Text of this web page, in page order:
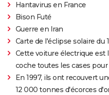
Hantavirus en France
Bison Futé
Guerre en Iran
Carte de l'éclipse solaire du
Cette voiture électrique est
coche toutes les cases
En 1997, ils ont recouvert
12 000 tonnes d'écorces